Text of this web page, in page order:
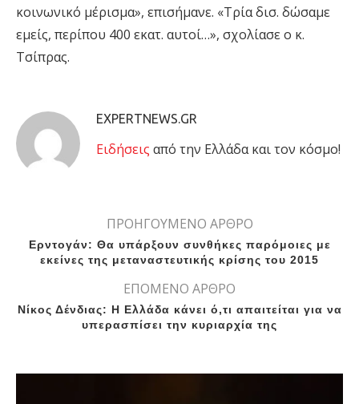
κοινωνικό μέρισμα», επισήμανε. «Τρία δισ. δώσαμε
εμείς, περίπου 400 εκατ. αυτοί…», σχολίασε ο κ.
Τσίπρας.
EXPERTNEWS.GR
Eιδήσεις από την Ελλάδα και τον κόσμο!
ΠΡΟΗΓΟΥΜΕΝΟ ΑΡΘΡΟ
Ερντογάν: Θα υπάρξουν συνθήκες παρόμοιες με
εκείνες της μεταναστευτικής κρίσης του 2015
ΕΠΟΜΕΝΟ ΑΡΘΡΟ
Νίκος Δένδιας: Η Ελλάδα κάνει ό,τι απαιτείται για να
υπερασπίσει την κυριαρχία της